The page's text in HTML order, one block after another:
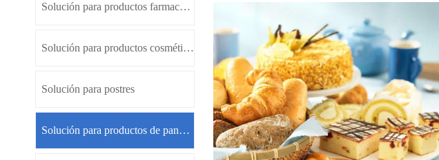
Solución para productos farmacéuticos
Solución para productos cosméticos
Solución para postres
Solución para productos de panadería